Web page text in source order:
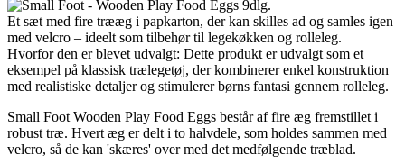
Et sæt med fire trææg i papkarton, der kan skilles ad og samles igen
med velcro – ideelt som tilbehør til legekøkken og rolleleg.
Hvorfor den er blevet udvalgt: Dette produkt er udvalgt som et
eksempel på klassisk trælegetøj, der kombinerer enkel konstruktion
med realistiske detaljer og stimulerer børns fantasi gennem rolleleg.
Small Foot Wooden Play Food Eggs består af fire æg fremstillet i
robust træ. Hvert æg er delt i to halvdele, som holdes sammen med
velcro, så de kan 'skæres' over med det medfølgende træblad.